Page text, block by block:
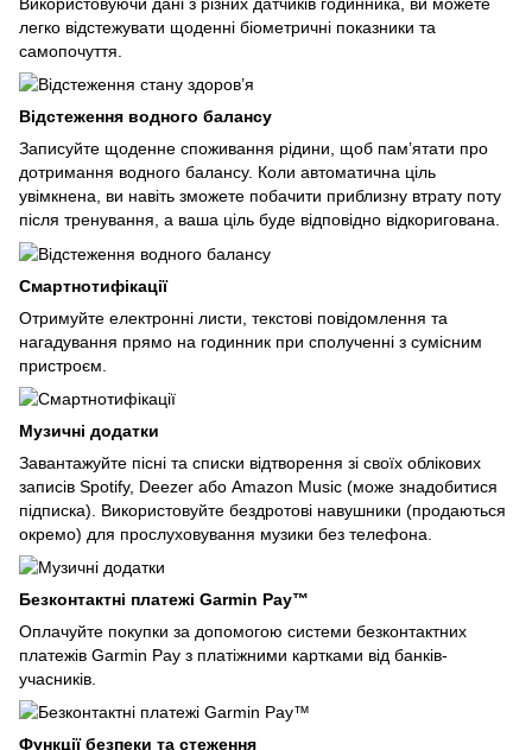
легко відстежувати щоденні біометричні показники та
самопочуття.
Відстеження водного балансу
Записуйте щоденне споживання рідини, щоб пам’ятати про
дотримання водного балансу. Коли автоматична ціль
увімкнена, ви навіть зможете побачити приблизну втрату поту
після тренування, а ваша ціль буде відповідно відкоригована.
Смартнотифікації
Отримуйте електронні листи, текстові повідомлення та
нагадування прямо на годинник при сполученні з сумісним
пристроєм.
Музичні додатки
Завантажуйте пісні та списки відтворення зі своїх облікових
записів Spotify, Deezer або Amazon Music (може знадобитися
підписка). Використовуйте бездротові навушники (продаються
окремо) для прослуховування музики без телефона.
Безконтактні платежі Garmin Pay™
Оплачуйте покупки за допомогою системи безконтактних
платежів Garmin Pay з платіжними картками від банків-
учасників.
Функції безпеки та стеження